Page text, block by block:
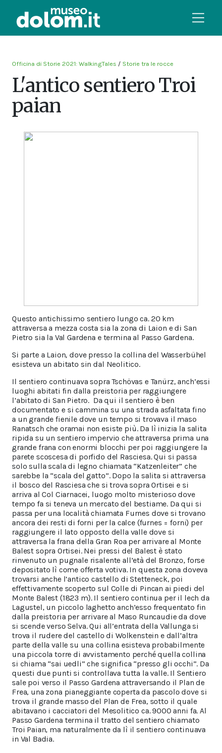
Officina di Storie 2021: WalkingTales / Storie tra le rocce
L'antico sentiero Troi
paian
Questo antichissimo sentiero lungo ca. 20 km
attraversa a mezza costa sia la zona di Laion e di San
Pietro sia la Val Gardena e termina al Passo Gardena.
Si parte a Laion, dove presso la collina del Wasserbühel
esisteva un abitato sin dal Neolitico.
Il sentiero continuava sopra Tschövas e Tanürz, anch’essi
luoghi abitati fin dalla preistoria per raggiungere
l’abitato di San Pietro. Da qui il sentiero è ben
documentato e si cammina su una strada asfaltata fino
a un grande fienile dove un tempo si trovava il maso
Ranatsch che oramai non esiste più. Da lì inizia la salita
ripida su un sentiero impervio che attraversa prima una
grande frana con enormi blocchi per poi raggiungere la
parete scoscesa di porfido del Rasciesa. Qui si passa
solo sulla scala di legno chiamata “Katzenleiter” che
sarebbe la “scala del gatto”. Dopo la salita si attraversa
il bosco del Rasciesa che si trova sopra Ortisei e si
arriva al Col Ciarnacei, luogo molto misterioso dove
tempo fa si teneva un mercato del bestiame. Da qui si
passa per una località chiamata Furnes dove si trovano
ancora dei resti di forni per la calce (furnes = forni) per
raggiungere il lato opposto della valle dove si
attraversa la frana della Gran Roa per arrivare al Monte
Balest sopra Ortisei. Nei pressi del Balest è stato
rinvenuto un pugnale risalente all’età del Bronzo, forse
depositato lì come offerta votiva. In questa zona doveva
trovarsi anche l’antico castello di Stetteneck, poi
effettivamente scoperto sul Colle di Pincan ai piedi del
Monte Balest (1823 m). Il sentiero continua per il lech da
Lagustel, un piccolo laghetto anch’esso frequentato fin
dalla preistoria per arrivare al Maso Runcaudie da dove
si scende verso Selva. Qui all’entrata della Vallunga si
trova il rudere del castello di Wolkenstein e dall’altra
parte della valle su una collina esisteva probabilmente
una piccola torre di avvistamento perché quella collina
si chiama “sai uedli” che significa “presso gli occhi”. Da
questi due punti si controllava tutta la valle. Il Sentiero
sale poi verso il Passo Gardena attraversando il Plan de
Frea, una zona pianeggiante coperta da pascolo dove si
trova il grande masso del Plan de Frea, sotto il quale
abitavano i cacciatori del Mesolitico ca. 9000 anni fa. Al
Passo Gardena termina il tratto del sentiero chiamato
Troi Paian, ma naturalmente da lì il sentiero continuava
in Val Badia.